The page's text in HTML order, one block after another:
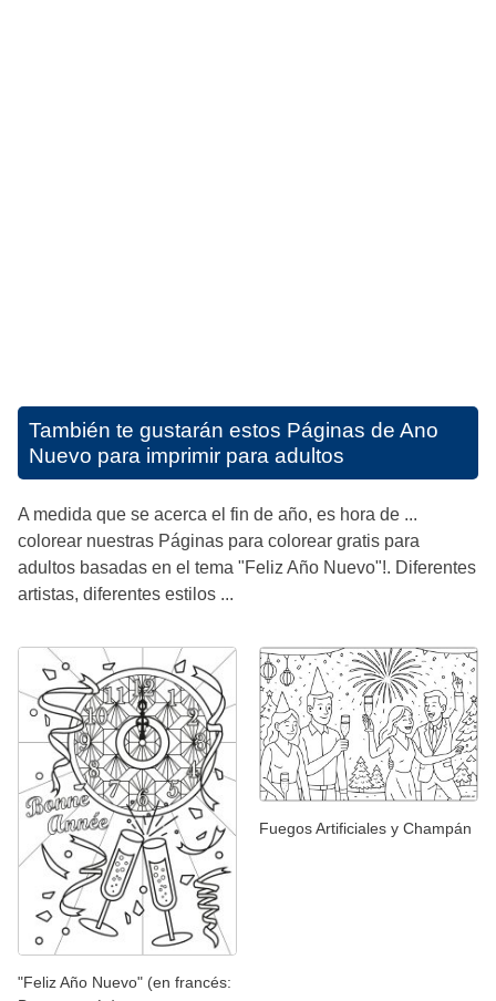
También te gustarán estos Páginas de Ano
Nuevo para imprimir para adultos
A medida que se acerca el fin de año, es hora de ...
colorear nuestras Páginas para colorear gratis para
adultos basadas en el tema "Feliz Año Nuevo"!. Diferentes
artistas, diferentes estilos ...
"Feliz Año Nuevo" (en francés:
Fuegos Artificiales y Champán